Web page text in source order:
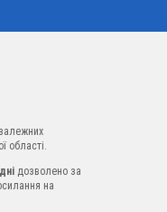
області.
дозволено за
на